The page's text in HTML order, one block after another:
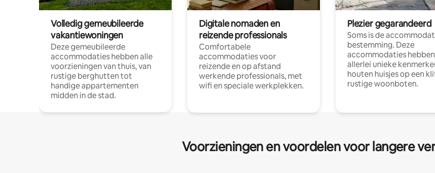
Volledig gemeubileerde
vakantiewoningen
Deze gemeubileerde
accommodaties hebben alle
voorzieningen van thuis, van
rustige berghutten tot
handige appartementen
midden in de stad.
Digitale nomaden en
reizende professionals
Comfortabele
accommodaties voor
reizende en op afstand
werkende professionals, met
wifi en speciale werkplekken.
Plezier gegarandeerd
Soms is de
bestemming. Deze
accommodaties hebben
allerlei unieke
houten huisjes op een
rustige woonboten.
Voorzieningen en voordelen voor langere